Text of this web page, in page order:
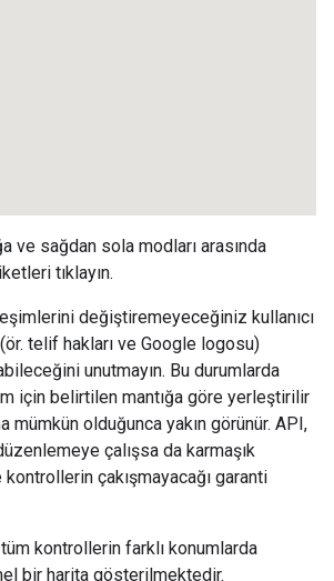
ve sağdan sola modları arasında
tıklayın.
değiştiremeyeceğiniz kullanıcı
telif hakları ve Google logosu)
unutmayın. Bu durumlarda
için belirtilen mantığa göre yerleştirilir
mümkün olduğunca yakın görünür. API,
çalışsa da karmaşık
çakışmayacağı garanti
kontrollerin farklı konumlarda
bir harita gösterilmektedir.